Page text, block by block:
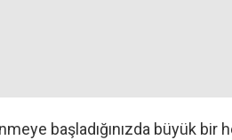
başladığınızda büyük bir